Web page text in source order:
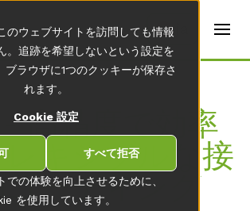
での体験を向上させるために、
を使用しています。
のウェブサイトを訪問しても情報
。追跡を希望しないという設定を
ブラウザに1つのクッキーが保存さ
れます。
Cookie 設定
すべて拒否
- 高精度で効率
レキシブルな接
ーティング